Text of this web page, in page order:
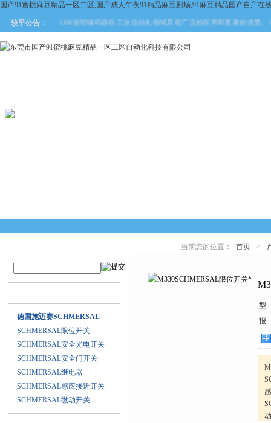
国产91蜜桃麻豆精品一区二区,国产成人午夜91精品麻豆剧场,91麻豆精品国产自产在
较早公告：KUBLER旋转编码器在工业自动化领域具有广泛的应用和显著的优势。本文将
豆精品一区二区
德国施迈赛SCHMERSAL
SCHMERSAL限位开关
SCHMERSAL安全光电开关
SCHMERSAL安全门开关
SCHMERSAL继电器
SCHMERSAL感应接近开关
SCHMERSAL微动开关
当前您的位置： 首页 >
型
报